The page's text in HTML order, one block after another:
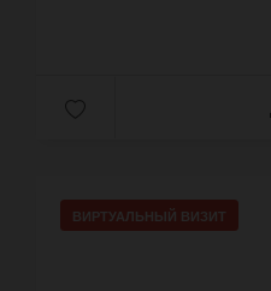
ВИРТУАЛЬНЫЙ ВИЗИТ